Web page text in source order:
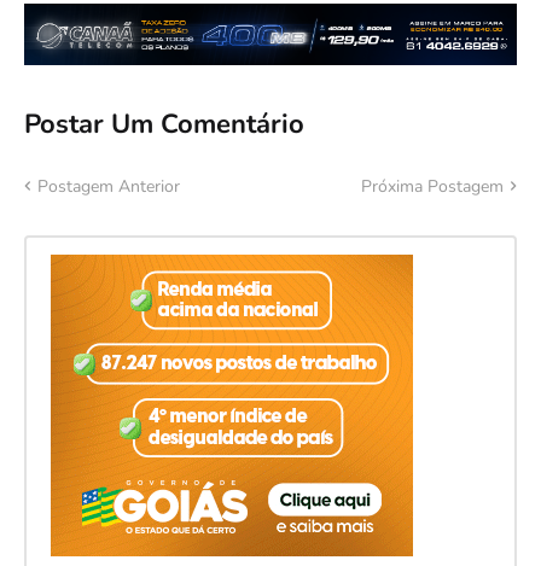
Postar Um Comentário
Postagem Anterior Próxima Postagem